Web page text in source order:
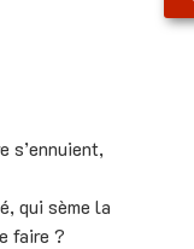
s’ennuient,
qui sème la
faire ?